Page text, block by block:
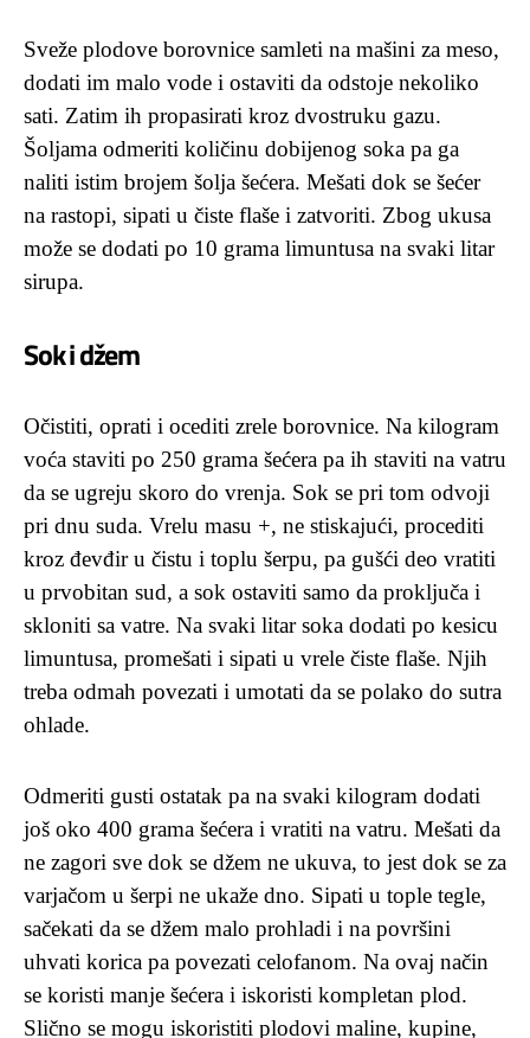
Sveže plodove borovnice samleti na mašini za meso,
dodati im malo vode i ostaviti da odstoje nekoliko
sati. Zatim ih propasirati kroz dvostruku gazu.
Šoljama odmeriti količinu dobijenog soka pa ga
naliti istim brojem šolja šećera. Mešati dok se šećer
na rastopi, sipati u čiste flaše i zatvoriti. Zbog ukusa
može se dodati po 10 grama limuntusa na svaki litar
sirupa.
Sok i džem
Očistiti, oprati i ocediti zrele borovnice. Na kilogram
voća staviti po 250 grama šećera pa ih staviti na vatru
da se ugreju skoro do vrenja. Sok se pri tom odvoji
pri dnu suda. Vrelu masu +, ne stiskajući, procediti
kroz đevđir u čistu i toplu šerpu, pa gušći deo vratiti
u prvobitan sud, a sok ostaviti samo da proključa i
skloniti sa vatre. Na svaki litar soka dodati po kesicu
limuntusa, promešati i sipati u vrele čiste flaše. Njih
treba odmah povezati i umotati da se polako do sutra
ohlade.
Odmeriti gusti ostatak pa na svaki kilogram dodati
još oko 400 grama šećera i vratiti na vatru. Mešati da
ne zagori sve dok se džem ne ukuva, to jest dok se za
varjačom u šerpi ne ukaže dno. Sipati u tople tegle,
sačekati da se džem malo prohladi i na površini
uhvati korica pa povezati celofanom. Na ovaj način
se koristi manje šećera i iskoristi kompletan plod.
Slično se mogu iskoristiti plodovi maline, kupine,